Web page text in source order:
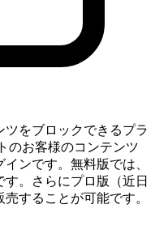
をブロックできるプラ
のお客様のコンテンツ
ンです。無料版では、
。さらにプロ版（近日
することが可能です。